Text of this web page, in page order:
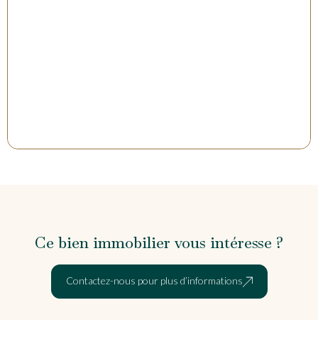
Ce bien immobilier vous intéresse ?
Contactez-nous pour plus d’informations